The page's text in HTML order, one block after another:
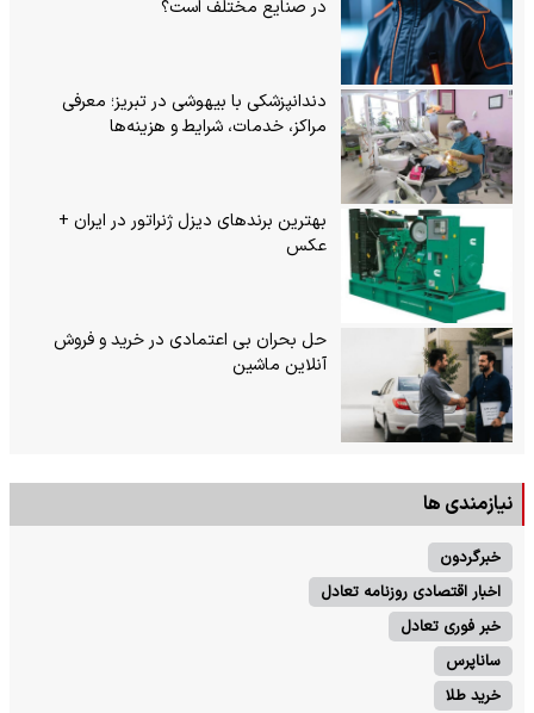
در صنایع مختلف است؟
دندانپزشکی با بیهوشی در تبریز؛ معرفی
مراکز، خدمات، شرایط و هزینه‌ها
بهترین برندهای دیزل ژنراتور در ایران +
عکس
حل بحران بی‌ اعتمادی در خرید و فروش
آنلاین ماشین
نیازمندی ها
خبرگردون
اخبار اقتصادی روزنامه تعادل
خبر فوری تعادل
ساناپرس
خرید طلا